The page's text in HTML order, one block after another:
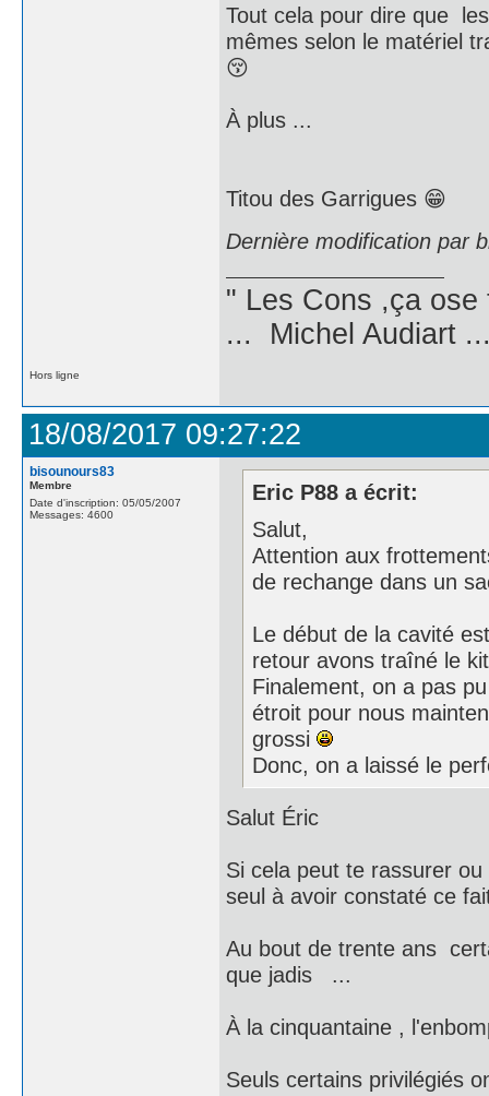
Tout cela pour dire que
mêmes selon le matériel
😚
À plus ...
Titou des Garrigues 😁
Dernière modification par
" Les Cons ,ça
... Michel Audiart
Hors ligne
18/08/2017 09:27:22
bisounours83
Membre
Date d'inscription: 05/05/2007
Messages: 4600
Eric P88 a écrit:
Salut,
Attention aux
de rechange dans un
Le début de la cavité
retour avons traîné le
Finalement, on a pas
étroit pour nous
grossi
Donc, on a laissé le
Salut Éric
Si cela peut te rassurer
seul à avoir constaté ce
Au bout de trente ans
que jadis ...
À la cinquantaine ,
Seuls certains privilégiés